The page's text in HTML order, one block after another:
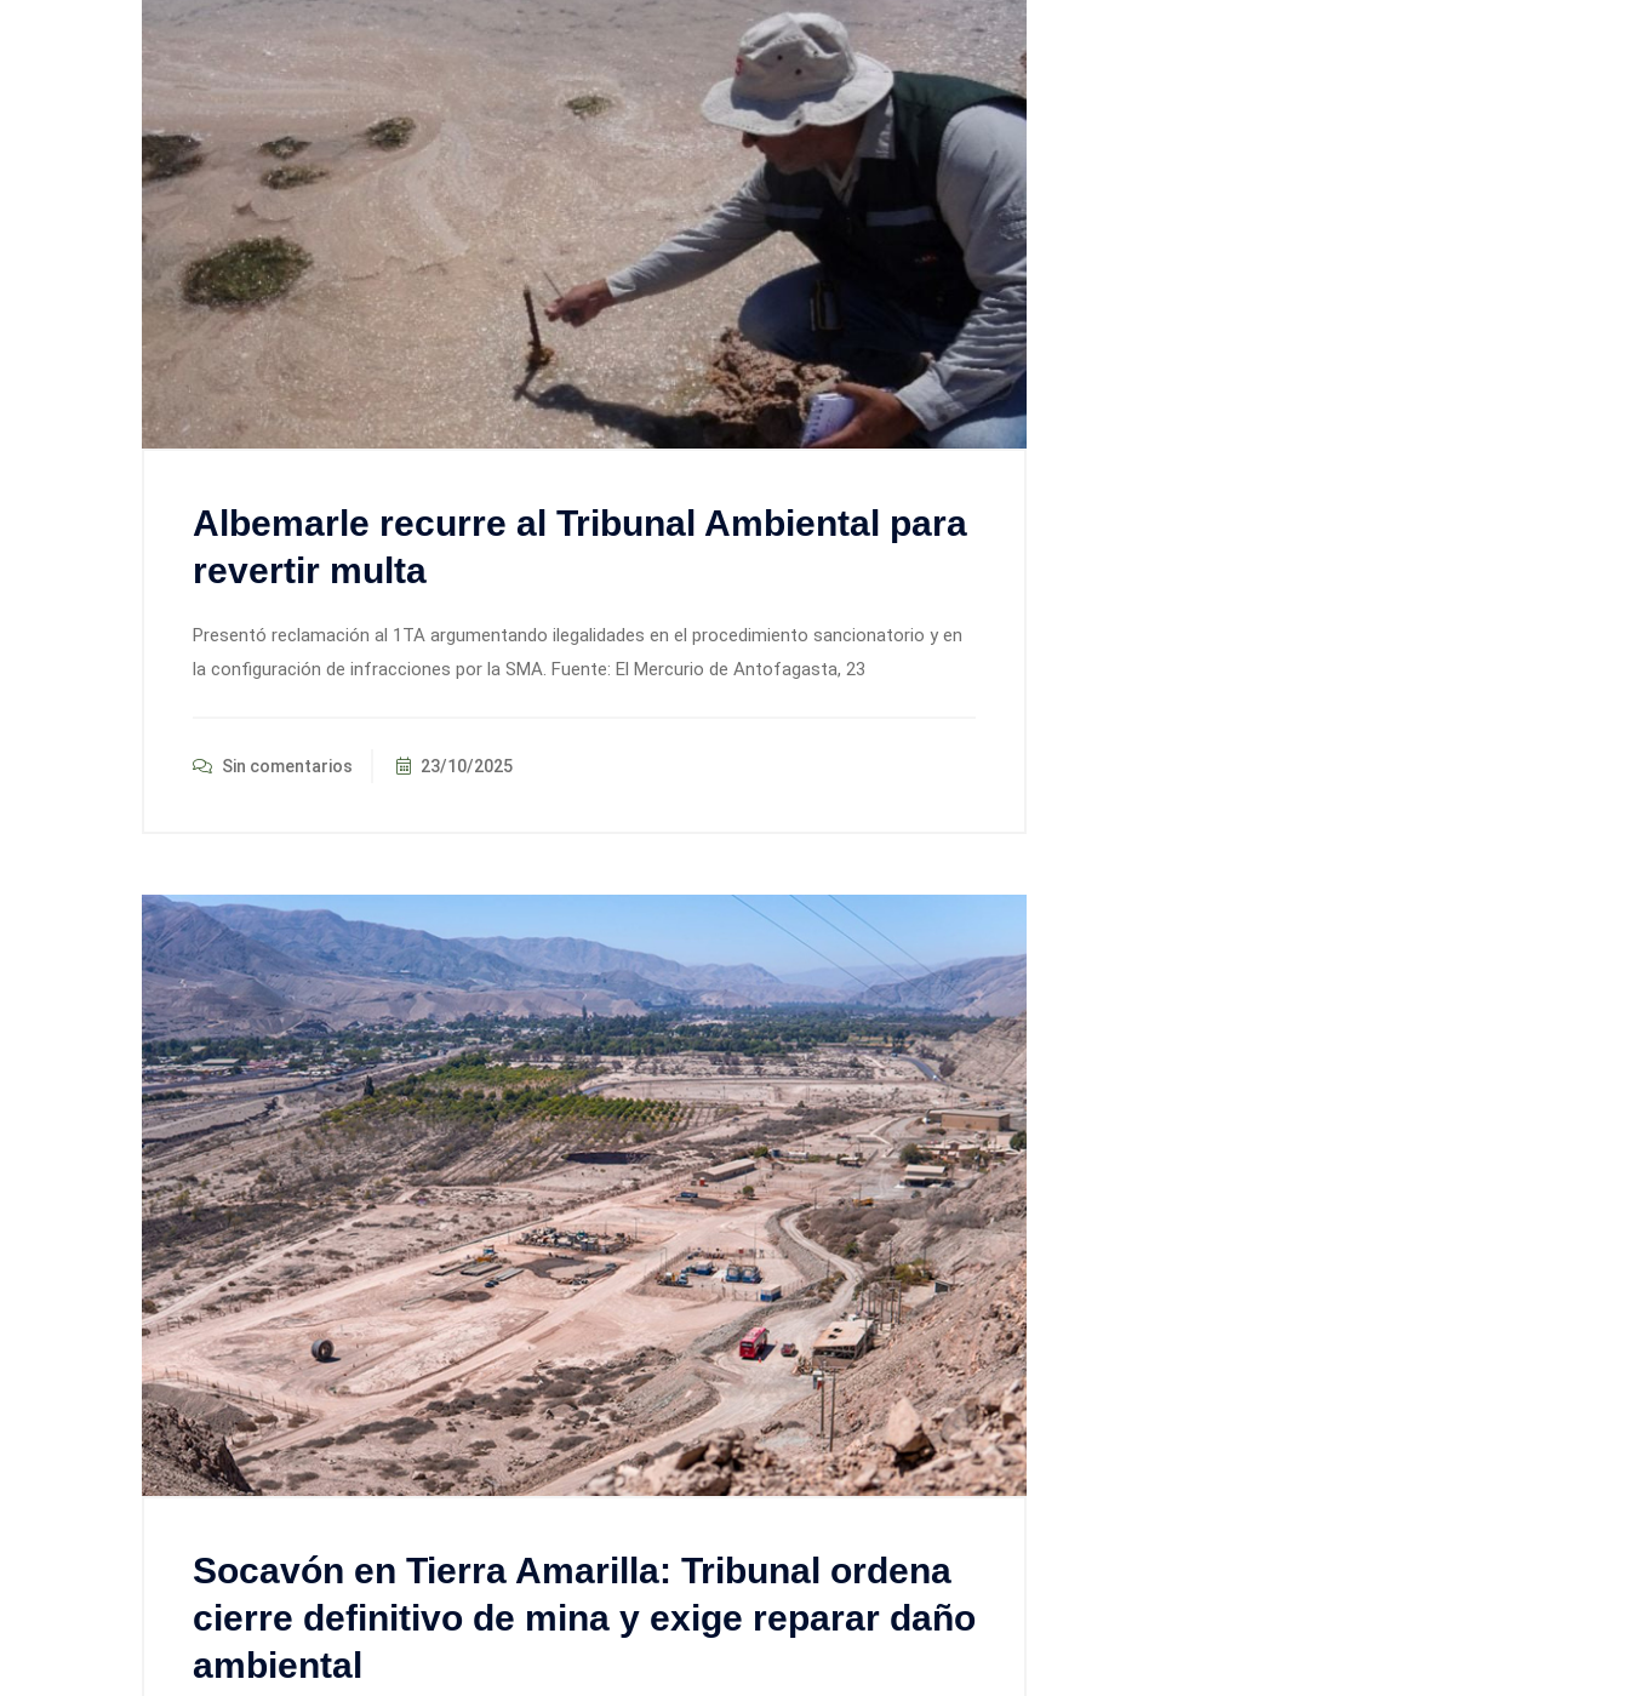
Albemarle recurre al Tribunal Ambiental para
revertir multa
Presentó reclamación al 1TA argumentando ilegalidades en el procedimiento sancionatorio y en
la configuración de infracciones por la SMA. Fuente: El Mercurio de Antofagasta, 23
Sin comentarios 23/10/2025
Socavón en Tierra Amarilla: Tribunal ordena
cierre definitivo de mina y exige reparar daño
ambiental